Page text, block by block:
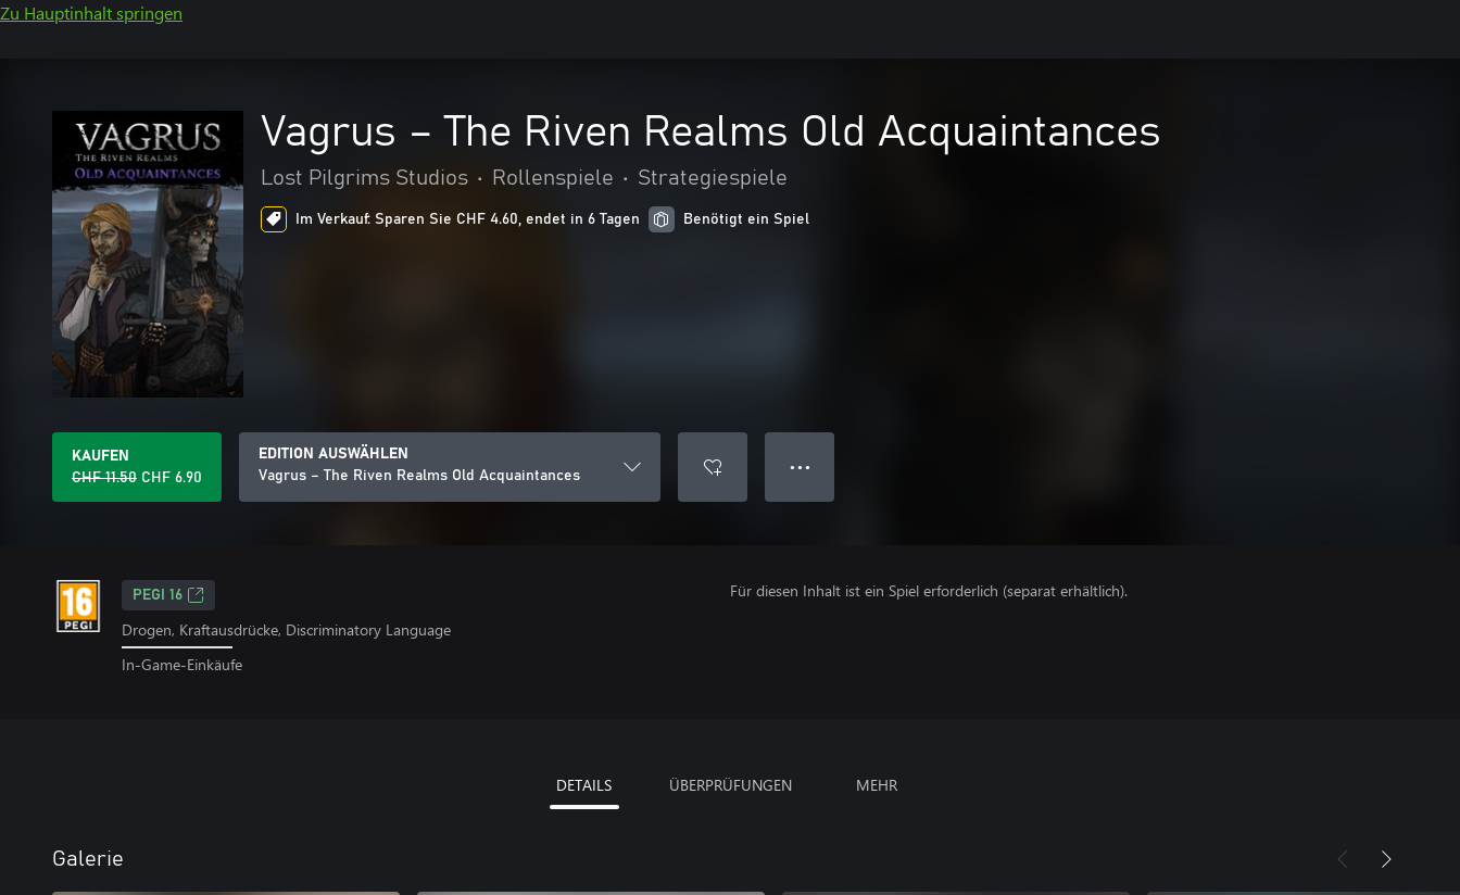
Zu Hauptinhalt springen
Vagrus – The Riven Realms Old Acquaintances
Lost Pilgrims Studios • Rollenspiele • Strategiespiele
Im Verkauf: Sparen Sie CHF 4.60, endet in 6 Tagen Benötigt ein Spiel
KAUFEN
CHF 11.50 CHF 6.90
EDITION AUSWÄHLEN
Vagrus – The Riven Realms Old Acquaintances
● ● ●
PEGI 16
Drogen, Kraftausdrücke, Discriminatory Language
In-Game-Einkäufe
Für diesen Inhalt ist ein Spiel erforderlich (separat erhältlich).
DETAILS ÜBERPRÜFUNGEN MEHR
Galerie